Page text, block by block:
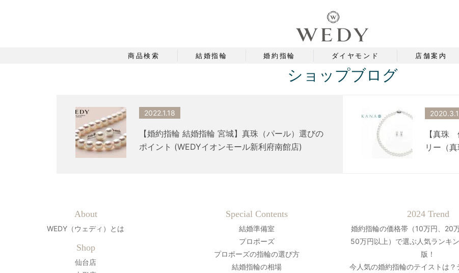
商品検索 結婚指輪 婚約指輪 ダイヤモンド 店舗案内
ショップブログ
2022.1.18
【婚約指輪 結婚指輪 宮城】真珠（パール）選びの
ポイント (WEDYイオンモール新利府南館店)
【真珠
リー（
About
WEDY（ウェディ）とは
Shop
仙台店
Special Contents
結婚準備室
プロポーズ
プロポーズの指輪の選び方
結婚指輪の相場
2024 Trend
婚約指輪の価格帯（10万円、20
50万円以上）で選ぶ人気ランキ
版！
今人気の婚約指輪のテイストは？